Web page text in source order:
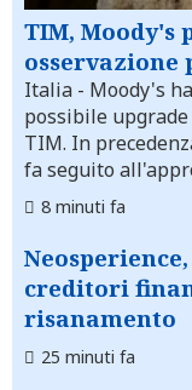
TIM, Moody's
osservazione
Italia - Moody's
possibile
TIM. In
fa seguito
8 minuti fa
creditori
risanamento
25 minuti fa